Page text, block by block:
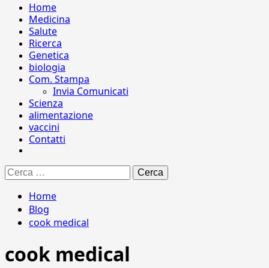
Home
Medicina
Salute
Ricerca
Genetica
biologia
Com. Stampa
Invia Comunicati
Scienza
alimentazione
vaccini
Contatti
Ricerca
per:
Home
Blog
cook medical
cook medical